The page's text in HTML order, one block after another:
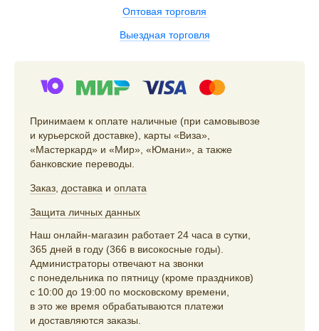
Оптовая торговля
Выездная торговля
Принимаем к оплате наличные (при самовывозе
и курьерской доставке), карты «Виза»,
«Мастеркард» и «Мир», «Юмани», а также
банковские переводы.
Заказ доставка и оплата
Защита личных данных
Наш онлайн-магазин работает 24 часа в сутки,
365 дней в году (366 в високосные годы).
Администраторы отвечают на звонки
с понедельника по пятницу (кроме праздников)
с 10:00 до 19:00 по московскому времени,
в это же время обрабатываются платежи
и доставляются заказы.